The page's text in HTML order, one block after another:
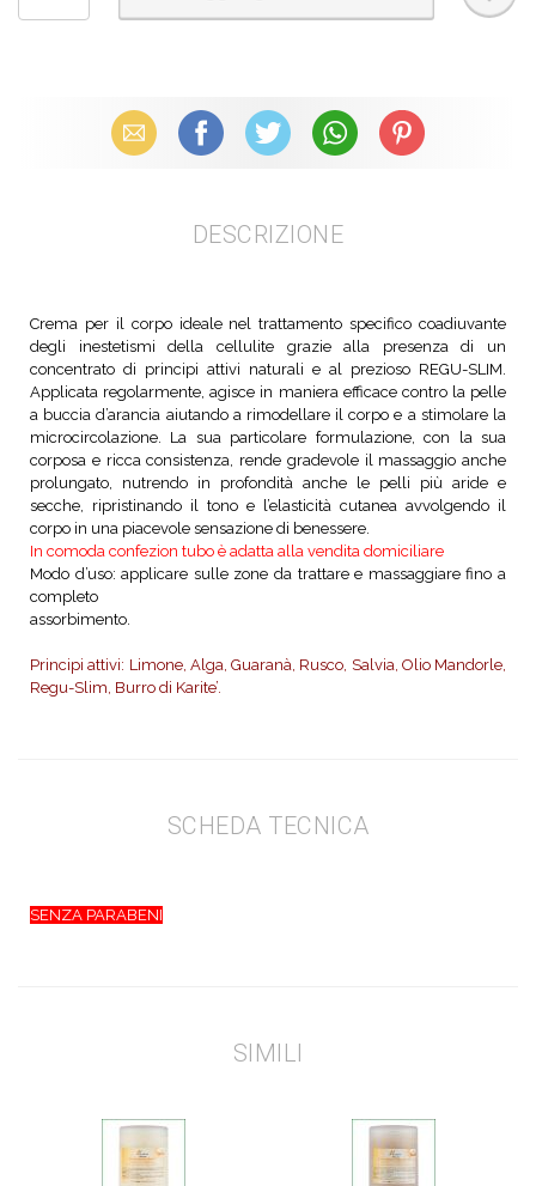
Email Facebook X (Twitter) WhatsAppPinterest
DESCRIZIONE
Crema per il corpo ideale nel trattamento specifico coadiuvante
degli inestetismi della cellulite grazie alla presenza di un
concentrato di principi attivi naturali e al prezioso REGU-SLIM.
Applicata regolarmente, agisce in maniera efficace contro la pelle
a buccia d’arancia aiutando a rimodellare il corpo e a stimolare la
microcircolazione. La sua particolare formulazione, con la sua
corposa e ricca consistenza, rende gradevole il massaggio anche
prolungato, nutrendo in profondità anche le pelli più aride e
secche, ripristinando il tono e l’elasticità cutanea avvolgendo il
corpo in una piacevole sensazione di benessere.
In comoda confezion tubo è adatta alla vendita domiciliare
Modo d’uso: applicare sulle zone da trattare e massaggiare fino a
completo
assorbimento.
Principi attivi: Limone, Alga, Guaranà, Rusco, Salvia, Olio Mandorle,
Regu-Slim, Burro di Karite’.
SCHEDA TECNICA
SENZA PARABENI
SIMILI